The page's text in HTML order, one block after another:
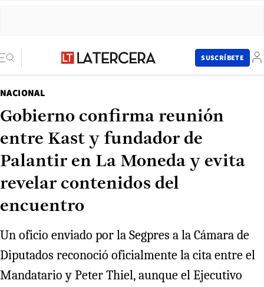
SUSCRÍBETE
NACIONAL
Gobierno confirma reunión
entre Kast y fundador de
Palantir en La Moneda y evita
revelar contenidos del
encuentro
Un oficio enviado por la Segpres a la Cámara de
Diputados reconoció oficialmente la cita entre el
Mandatario y Peter Thiel, aunque el Ejecutivo